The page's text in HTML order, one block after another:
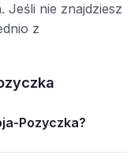
Jeśli nie znajdziesz
z
Pozyczka?